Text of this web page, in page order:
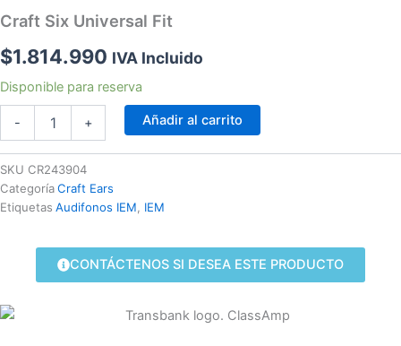
Craft Six Universal Fit
$1.814.990 IVA Incluido
Disponible para reserva
-
Craft
Six
Universal
Fit
cantidad
+ Añadir al carrito
SKU CR243904
CategoríaCraft Ears
Etiquetas Audifonos IEM IEM
CONTÁCTENOS SI DESEA ESTE PRODUCTO